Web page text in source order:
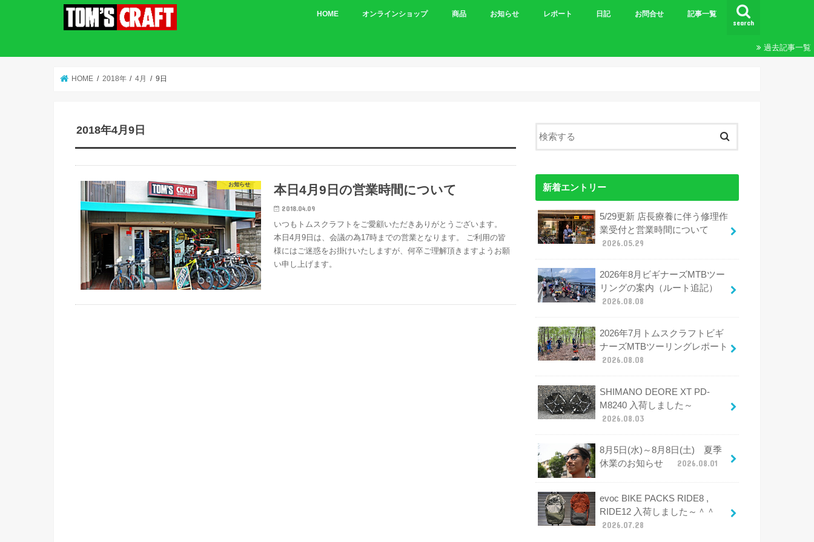
search
HOME オンラインショップ 商品 お知らせ レポート 日記 お問合せ 記事一覧
過去記事一覧
HOME 2018年 4月 9日
2018年4月9日
お知らせ 本日4月9日の営業時間について
2018.04.09
いつもトムスクラフトをご愛顧いただきありがとうございます。
本日4月9日は、会議の為17時までの営業となります。 ご利用の皆
様にはご迷惑をお掛けいたしますが、何卒ご理解頂きますようお願
い申し上げます。
新着エントリー
5/29更新 店長療養に伴う修理作
業受付と営業時間について
2026.05.29
2026年8月ビギナーズMTBツー
リングの案内（ルート追記）
2026.08.08
2026年7月トムスクラフトビギ
ナーズMTBツーリングレポート
2026.08.08
SHIMANO DEORE XT PD-
M8240 入荷しました～
2026.08.03
8月5日(水)～8月8日(土) 夏季
休業のお知らせ
2026.08.01
evoc BIKE PACKS RIDE8 ,
RIDE12 入荷しました～＾＾
2026.07.28